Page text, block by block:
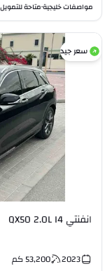
مواصفات خليجية•متاحة للتمويل
سعر جيد
انفنتي QX50 2.0L I4
2023
53,200كم